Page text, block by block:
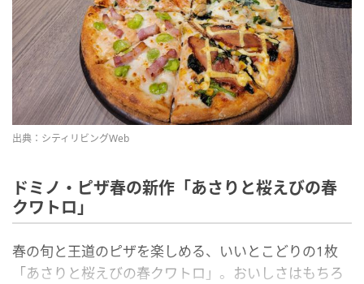
出典：シティリビングWeb
ドミノ・ピザ春の新作「あさりと桜えびの春
クワトロ」
春の旬と王道のピザを楽しめる、いいとこどりの1枚
「あさりと桜えびの春クワトロ」。おいしさはもちろ